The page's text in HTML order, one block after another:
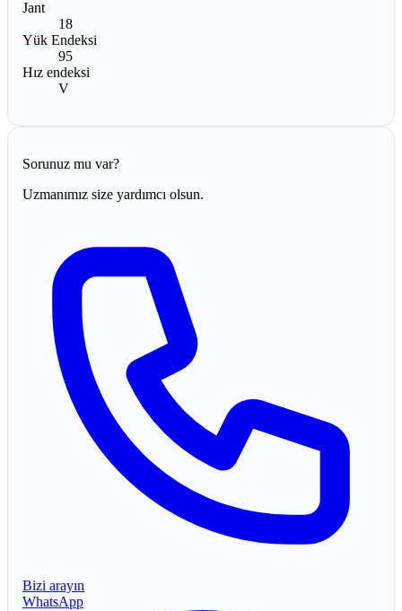
Jant
18
Yük Endeksi
95
Hız endeksi
V
Sorunuz mu var?
Uzmanımız size yardımcı olsun.
Bizi arayın
WhatsApp